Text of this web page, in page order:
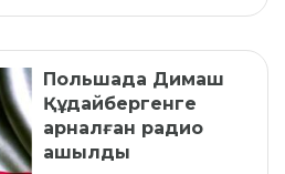
Польшада Димаш
Құдайбергенге
арналған радио
ашылды